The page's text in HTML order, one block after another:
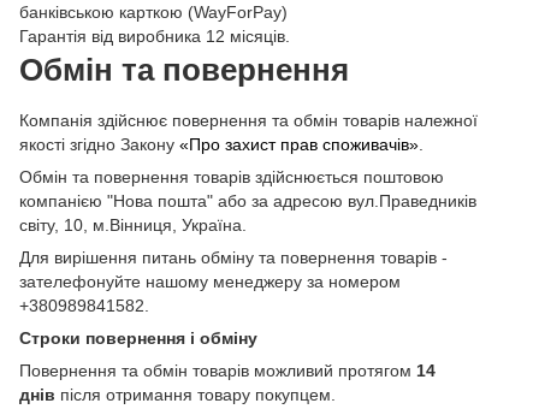
банківською карткою (WayForPay)
Гарантія від виробника 12 місяців.
Обмін та повернення
Компанія здійснює повернення та обмін товарів належної
якості згідно Закону «Про захист прав споживачів»
Обмін та повернення товарів здійснюється поштовою
компанією "Нова пошта" або за адресою вул.Праведників
світу, 10, м.Вінниця, Україна.
Для вирішення питань обміну та повернення товарів -
зателефонуйте нашому менеджеру за номером
+380989841582.
Строки повернення і обміну
Повернення та обмін товарів можливий протягом 14
днів після отримання товару покупцем.